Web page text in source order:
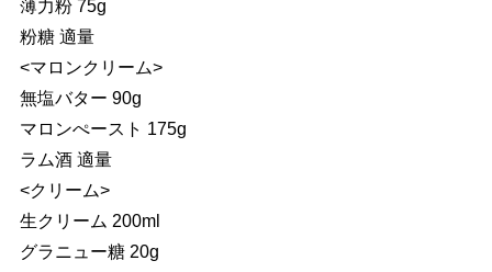
薄力粉 75g
粉糖 適量
<マロンクリーム>
無塩バター 90g
マロンぺースト 175g
ラム酒 適量
<クリーム>
生クリーム 200ml
グラニュー糖 20g